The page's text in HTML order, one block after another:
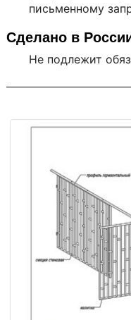
письменному
Сделано в
Не подлежит